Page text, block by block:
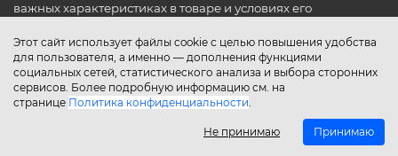
Этот сайт использует файлы cookie с целью повышения удобства
для пользователя, а именно — дополнения функциями
социальных сетей, статистического анализа и выбора сторонних
сервисов. Более подробную информацию см. на
странице Политика конфиденциальности.
Не принимаю Принимаю
важных характеристиках в товаре и условиях его